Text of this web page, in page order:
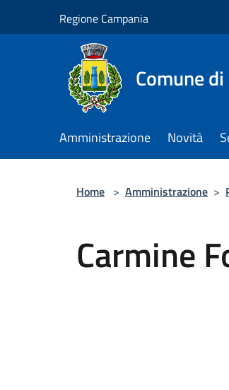
Regione Campania
Comune
Amministrazione Novità
Home > Amministrazione >
Carmine